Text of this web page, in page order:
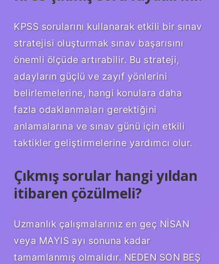
KPSS sorularını kullanarak etkili bir sınav
stratejisi oluşturmak sınav başarısını
önemli ölçüde artırabilir. Bu strateji,
adayların güçlü ve zayıf yönlerini
belirlemelerine, hangi konulara daha
fazla odaklanmaları gerektiğini
anlamalarına ve sınav günü için etkili
taktikler geliştirmelerine yardımcı olur.
Çıkmış sorular hangi yıldan
itibaren çözülmeli?
Uzmanlık çalışmalarınız en geç NİSAN
veya MAYIS ayı sonuna kadar
tamamlanmış olmalıdır. NEDEN SON BEŞ